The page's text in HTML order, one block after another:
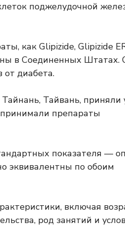
поджелудочной
как Glipizide, Glipizide
в Соединенных Штатах.
диабета.
Тайвань, приняли
препараты
показателя —
эквивалентны по обоим
включая
род занятий и